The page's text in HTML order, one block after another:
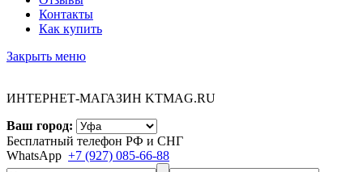
Контакты
Как купить
Закрыть меню
ИНТЕРНЕТ-МАГАЗИН KTMAG.RU
Ваш город:
Бесплатный телефон РФ и СНГ
WhatsApp +7 (927) 085-66-88